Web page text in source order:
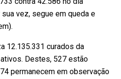
vez, segue em queda e
12.135.331 curados da
Destes, 527 estão
permanecem em observação